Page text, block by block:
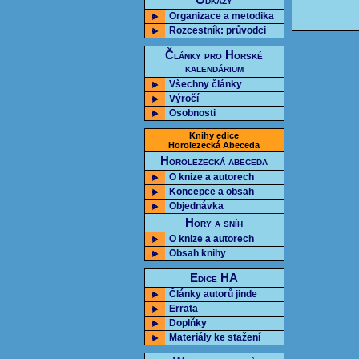
Organizace a metodika
Rozcestník: průvodci
Články pro Horské
kalendárium
Všechny články
Výročí
Osobnosti
Knihy edice
Horolezecká Abeceda
Horolezecká abeceda
O knize a autorech
Koncepce a obsah
Objednávka
Hory a sníh
O knize a autorech
Obsah knihy
Edice HA
Články autorů jinde
Errata
Doplňky
Materiály ke stažení